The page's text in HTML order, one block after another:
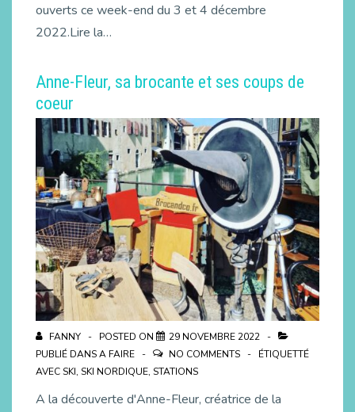
ouverts ce week-end du 3 et 4 décembre
2022.Lire la…
Anne-Fleur, sa brocante et ses coups de
coeur
FANNY POSTED ON
29 NOVEMBRE 2022
PUBLIÉ DANSA FAIRE NO COMMENTS
ÉTIQUETTÉ
AVECSKI, SKI NORDIQUE, STATIONS
A la découverte d'Anne-Fleur, créatrice de la